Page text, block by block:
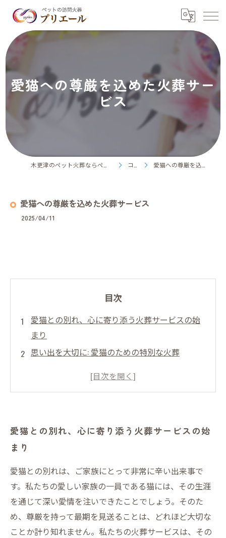
愛猫への尊厳を込めた火葬サー
ビス
コラム 愛猫への尊厳を込めた火葬サービス
愛猫への尊厳を込めた火葬サービス
2025/04/11
目次
愛猫との別れ、心に寄り添う火葬サービスの始
まり
思い出を大切に: 愛猫のための特別な火葬
心を込めたサービス: 愛猫への最後の敬意
新たな旅立ち: 愛猫への感謝と共に歩む未来
愛猫との別れ、心に寄り添う火葬サービスの始
まり
愛猫との別れは、ご家族にとって非常に辛い出来事で
す。私たちの愛しい家族の一員である猫には、その生涯
を通じて深い愛情を注いできたことでしょう。そのた
め、尊厳を持って最期を見送ることは、どれほど大切な
ことか計り知れません。私たちの火葬サービスは、その